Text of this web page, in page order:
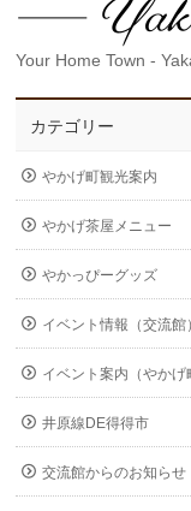
Your Home Town -
カテゴリー
やかげ町観光案内
やかげ茶屋メニュー
やかっぴーグッズ
イベント情報（交流館
イベント案内（やかげ
井原線DE得得市
交流館からのお知らせ